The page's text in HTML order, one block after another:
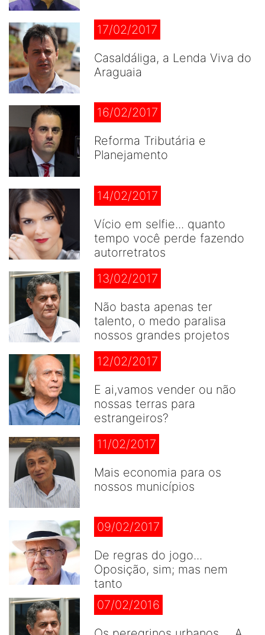
17/02/2017
Casaldáliga, a Lenda Viva do
Araguaia
16/02/2017
Reforma Tributária e
Planejamento
14/02/2017
Vício em selfie... quanto
tempo você perde fazendo
autorretratos
13/02/2017
Não basta apenas ter
talento, o medo paralisa
nossos grandes projetos
12/02/2017
E ai,vamos vender ou não
nossas terras para
estrangeiros?
11/02/2017
Mais economia para os
nossos municípios
09/02/2017
De regras do jogo...
Oposição, sim; mas nem
tanto
07/02/2016